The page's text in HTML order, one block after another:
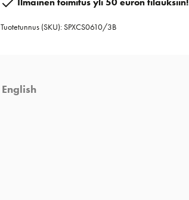
tripla
Tuotetunnus (SKU):SPXCS0610/3B
English